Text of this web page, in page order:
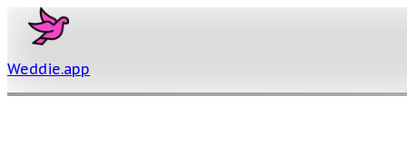
Weddie.app